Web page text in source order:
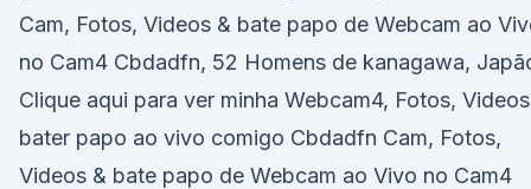
Cam, Fotos, Videos & bate papo de Webcam ao
no Cam4 Cbdadfn, 52 Homens de kanagawa,
Clique aqui para ver minha Webcam4, Fotos,
bater papo ao vivo comigo Cbdadfn Cam, Fotos,
Videos & bate papo de Webcam ao Vivo no Cam4